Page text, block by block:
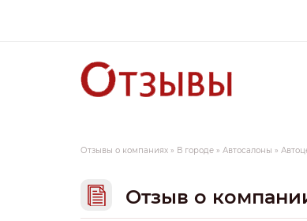
Отзывы о компаниях » В городе » Автосалоны »
Отзыв о